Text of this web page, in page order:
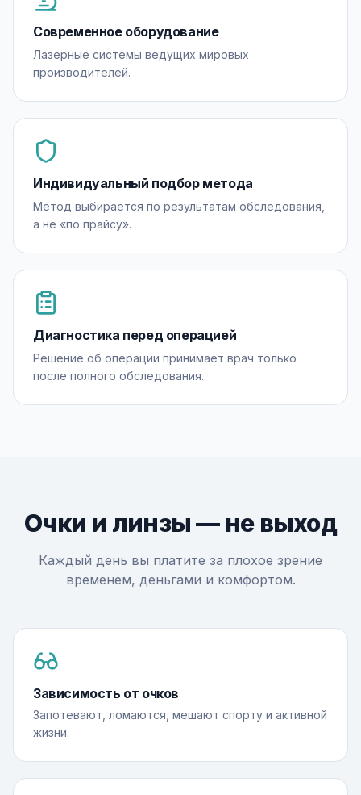
Современное оборудование
Лазерные системы ведущих мировых
производителей.
Индивидуальный подбор метода
Метод выбирается по результатам обследования,
а не «по прайсу».
Диагностика перед операцией
Решение об операции принимает врач только
после полного обследования.
Очки и линзы — не выход
Каждый день вы платите за плохое зрение
временем, деньгами и комфортом.
Зависимость от очков
Запотевают, ломаются, мешают спорту и активной
жизни.